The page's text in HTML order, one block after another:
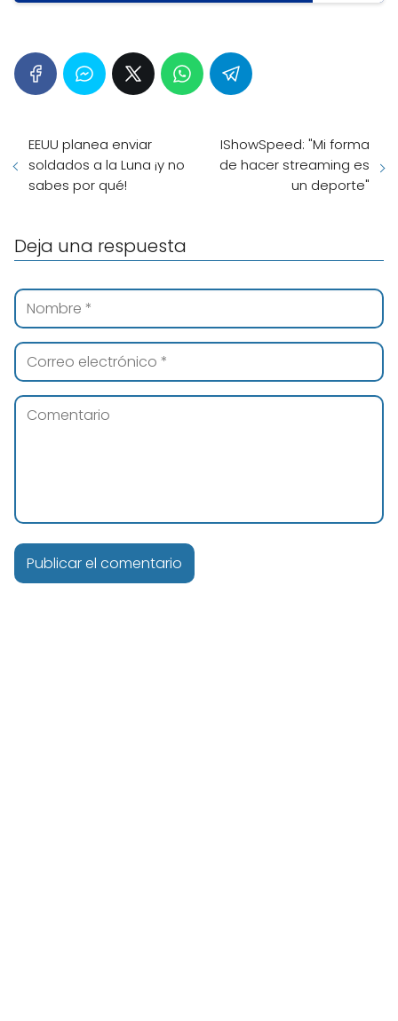
EEUU planea enviar
soldados a la Luna ¡y no
sabes por qué!
IShowSpeed: "Mi forma
de hacer streaming es
un deporte"
Deja una respuesta